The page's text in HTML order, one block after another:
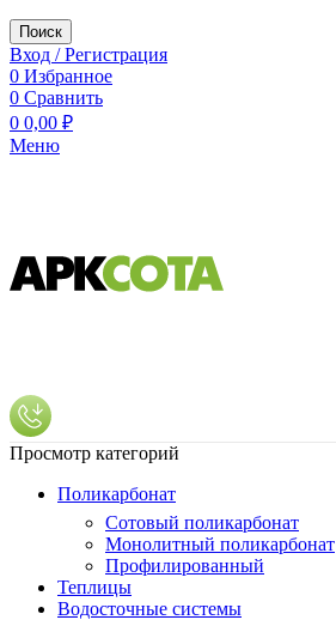
Поиск
Вход / Регистрация
0 Избранное
0 Сравнить
0 0,00 ₽
Меню
Просмотр категорий
Поликарбонат
Сотовый поликарбонат
Монолитный поликарбонат
Профилированный
Теплицы
Водосточные системы